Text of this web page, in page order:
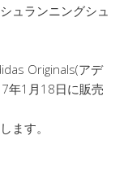
ュランニングシュ
Originals(アデ
年1月18日に販売
ます。